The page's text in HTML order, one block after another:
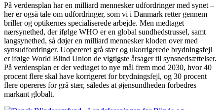
På verdensplan har en milliard mennesker udfordringer med synet –
her er også tale om udfordringer, som vi i Danmark retter gennem
briller og optikernes specialiserede arbejde. Men medtaget
nærsynethed, der ifølge WHO er en global sundhedstrussel, samt
langsynethed, så døjer en milliard mennesker kloden over med
synsudfordringer. Uopereret grå stær og ukorrigerede brydningsfejl
er ifølge World Blind Union de vigtigste årsager til synsnedsættelser.
På verdensplan er der vedtaget to nye mål frem mod 2030, hvor 40
procent flere skal have korrigeret for brydningsfejl, og 30 procent
flere opereres for grå stær, således at øjensundheden forbedres
markant globalt.